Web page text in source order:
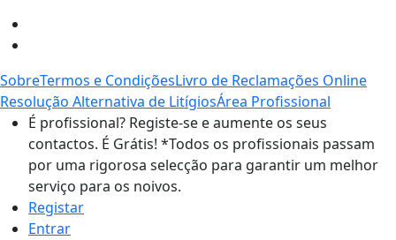
SobreTermos e CondiçõesLivro de Reclamações Online
Resolução Alternativa de LitígiosÁrea Profissional
É profissional? Registe-se e aumente os seus
contactos. É Grátis! *Todos os profissionais passam
por uma rigorosa selecção para garantir um melhor
serviço para os noivos.
Registar
Entrar